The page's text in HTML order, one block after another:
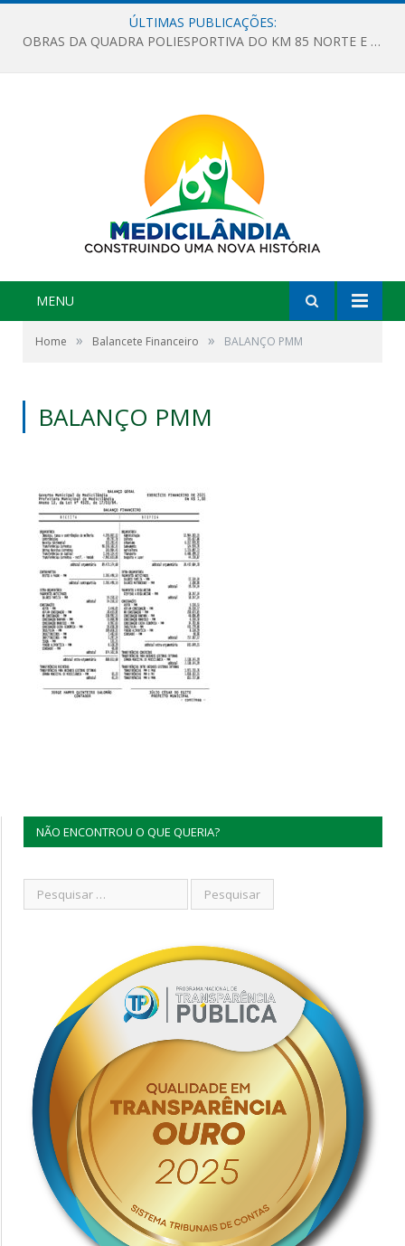
ÚLTIMAS PUBLICAÇÕES:
OBRAS DA QUADRA POLIESPORTIVA DO KM 85 NORTE E DA ESCOLA GASPAR VIANA AVANÇAM
MENU
Home » Balancete Financeiro » BALANÇO PMM
BALANÇO PMM
NÃO ENCONTROU O QUE QUERIA?